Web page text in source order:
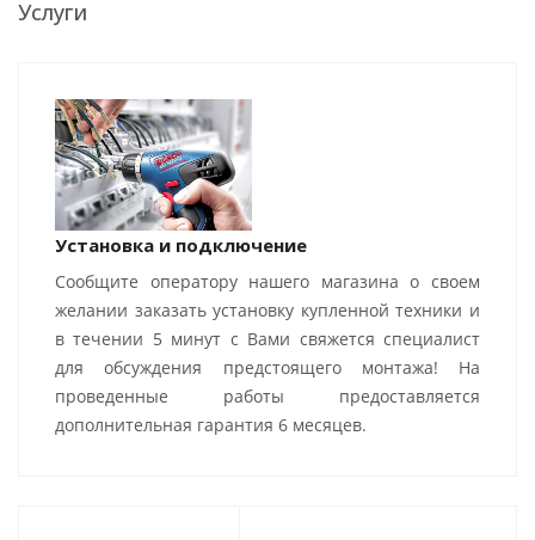
Услуги
Установка и подключение
Сообщите оператору нашего магазина о своем
желании заказать установку купленной техники и
в течении 5 минут с Вами свяжется специалист
для обсуждения предстоящего монтажа! На
проведенные работы предоставляется
дополнительная гарантия 6 месяцев.